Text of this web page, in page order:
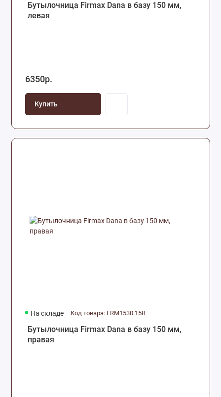
Бутылочница Firmax Dana в базу 150 мм,
левая
6350р.
Купить
На складе Код товара: FRM1530.15R
Бутылочница Firmax Dana в базу 150 мм,
правая